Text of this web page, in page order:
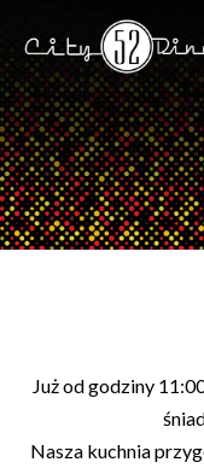
Już od godziny
Nasza kuchnia